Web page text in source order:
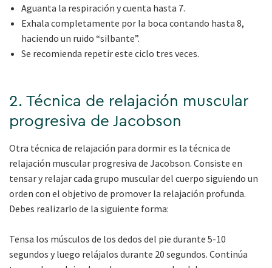
Aguanta la respiración y cuenta hasta 7.
Exhala completamente por la boca contando hasta 8,
haciendo un ruido “silbante”.
Se recomienda repetir este ciclo tres veces.
2. Técnica de relajación muscular
progresiva de Jacobson
Otra técnica de relajación para dormir es la técnica de
relajación muscular progresiva de Jacobson. Consiste en
tensar y relajar cada grupo muscular del cuerpo siguiendo un
orden con el objetivo de promover la relajación profunda.
Debes realizarlo de la siguiente forma:
Tensa los músculos de los dedos del pie durante 5-10
segundos y luego relájalos durante 20 segundos. Continúa